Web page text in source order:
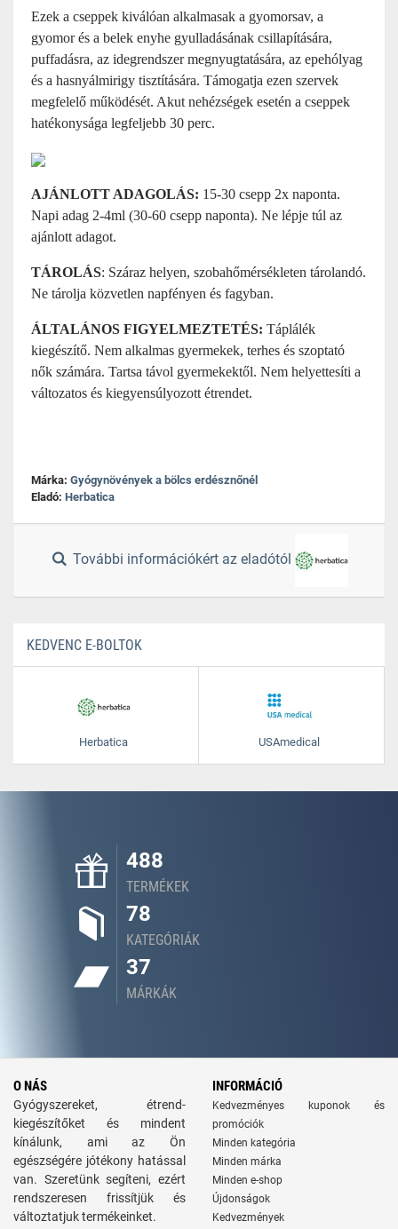
Ezek a cseppek kiválóan alkalmasak a gyomorsav, a
gyomor és a belek enyhe gyulladásának csillapítására,
puffadásra, az idegrendszer megnyugtatására, az epehólyag
és a hasnyálmirigy tisztítására. Támogatja ezen szervek
megfelelő működését. Akut nehézségek esetén a cseppek
hatékonysága legfeljebb 30 perc.
AJÁNLOTT ADAGOLÁS: 15-30 csepp 2x naponta.
Napi adag 2-4ml (30-60 csepp naponta). Ne lépje túl az
ajánlott adagot.
TÁROLÁS: Száraz helyen, szobahőmérsékleten tárolandó.
Ne tárolja közvetlen napfényen és fagyban.
ÁLTALÁNOS FIGYELMEZTETÉS: Táplálék
kiegészítő. Nem alkalmas gyermekek, terhes és szoptató
nők számára. Tartsa távol gyermekektől. Nem helyettesíti a
változatos és kiegyensúlyozott étrendet.
Márka: Gyógynövények a bölcs erdésznőnél
Eladó: Herbatica
További információkért az eladótól
KEDVENC E-BOLTOK
Herbatica USAmedical
488
TERMÉKEK
78
KATEGÓRIÁK
37
MÁRKÁK
O NÁS
Gyógyszereket, étrend-
kiegészítőket és mindent
kínálunk, ami az Ön
egészségére jótékony hatással
van. Szeretünk segíteni, ezért
rendszeresen frissítjük és
változtatjuk termékeinket.
INFORMÁCIÓ
Kedvezményes kuponok és
promóciók
Minden kategória
Minden márka
Minden e-shop
Újdonságok
Kedvezmények